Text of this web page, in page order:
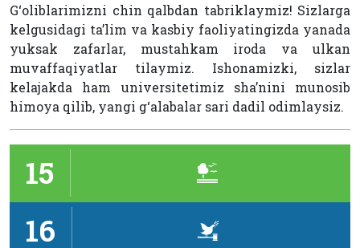
G‘oliblarimizni chin qalbdan tabriklaymiz! Sizlarga
kelgusidagi ta’lim va kasbiy faoliyatingizda yanada
yuksak zafarlar, mustahkam iroda va ulkan
muvaffaqiyatlar tilaymiz. Ishonamizki, sizlar
kelajakda ham universitetimiz sha’nini munosib
himoya qilib, yangi g‘alabalar sari dadil odimlaysiz.
15
16